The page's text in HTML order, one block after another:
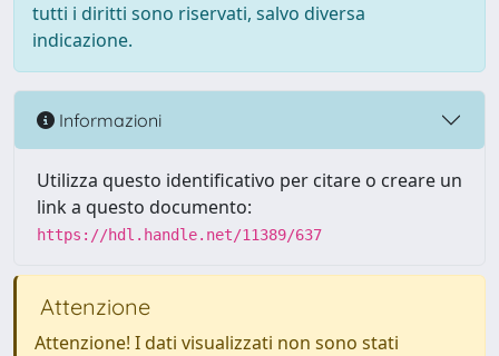
tutti i diritti sono riservati, salvo diversa
indicazione.
Informazioni
Utilizza questo identificativo per citare o creare un
link a questo documento:
https://hdl.handle.net/11389/637
Attenzione
Attenzione! I dati visualizzati non sono stati